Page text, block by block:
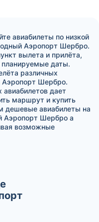
авиабилеты по низкой
Аэропорт Шербро.
вылета и прилёта,
планируемые даты.
различных
Шербро.
дает
маршрут и купить
дешевые авиабилеты на
Шербро а
возможные